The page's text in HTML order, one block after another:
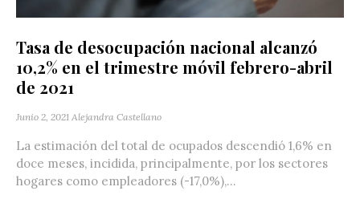
Tasa de desocupación nacional alcanzó
10,2% en el trimestre móvil febrero-abril
de 2021
Junio 2, 2021 Alejandra Castellano
La estimación del total de ocupados descendió 1,6% en
doce meses, incidida, principalmente, por los sectores
hogares como empleadores (-17,0%),...